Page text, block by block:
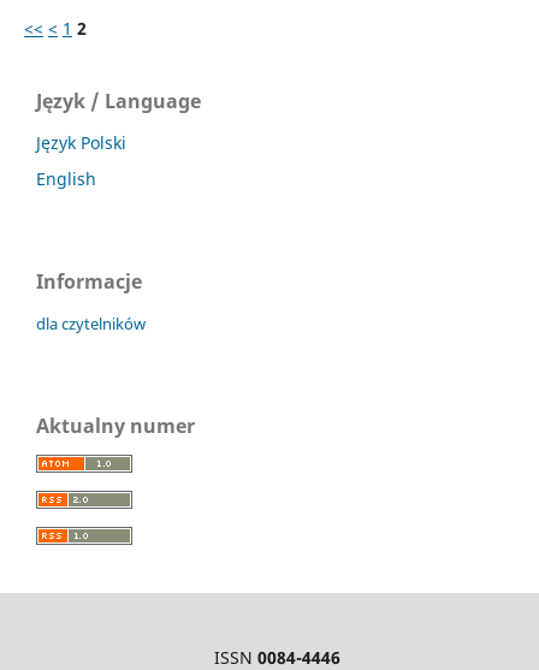
<< < 1 2
Język / Language
Język Polski
English
Informacje
dla czytelników
Aktualny numer
ISSN 0084-4446